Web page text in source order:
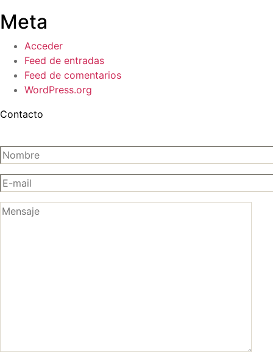
Meta
Acceder
Feed de entradas
Feed de comentarios
WordPress.org
Contacto